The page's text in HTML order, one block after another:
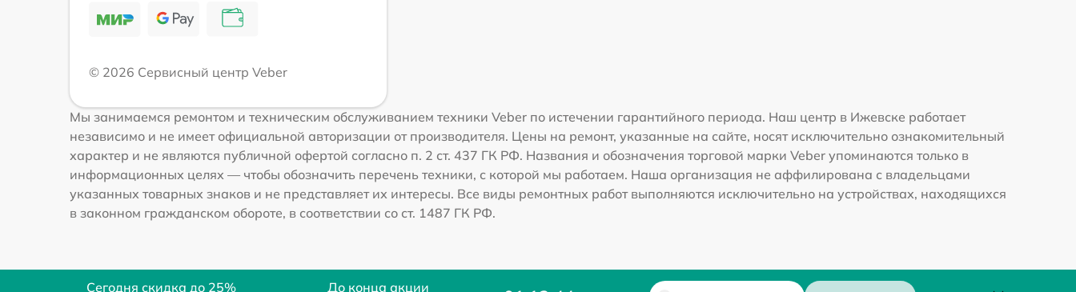
© 2026 Сервисный центр Veber
Мы занимаемся ремонтом и техническим обслуживанием техники Veber по истечении гарантийного периода. Наш центр в Ижевске работает
независимо и не имеет официальной авторизации от производителя. Цены на ремонт, указанные на сайте, носят исключительно ознакомительный
характер и не являются публичной офертой согласно п. 2 ст. 437 ГК РФ. Названия и обозначения торговой марки Veber упоминаются только в
информационных целях — чтобы обозначить перечень техники, с которой мы работаем. Наша организация не аффилирована с владельцами
указанных товарных знаков и не представляет их интересы. Все виды ремонтных работ выполняются исключительно на устройствах, находящихся
в законном гражданском обороте, в соответствии со ст. 1487 ГК РФ.
Сегодня скидка до 25% До конца акции